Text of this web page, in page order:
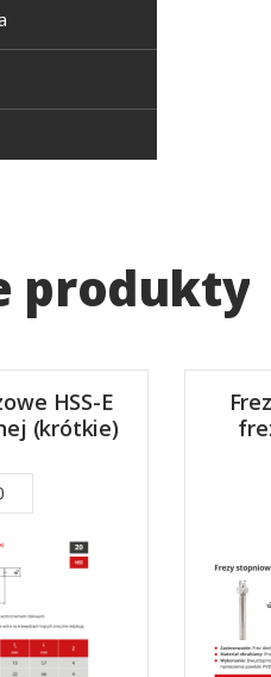
produkty
HSS-E
(krótkie)